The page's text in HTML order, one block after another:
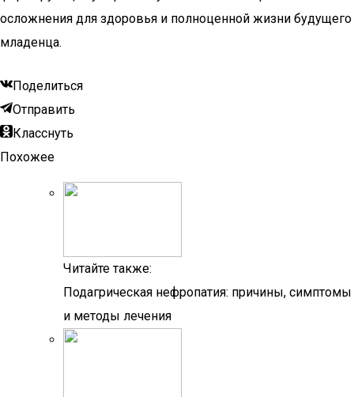
осложнения для здоровья и полноценной жизни будущего
младенца.
Поделиться
Отправить
Класснуть
Похожее
Читайте также:
Подагрическая нефропатия: причины, симптомы
и методы лечения